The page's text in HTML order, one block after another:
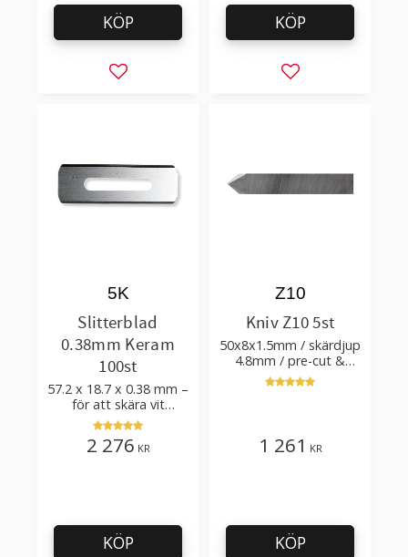
Lägg till i favoriter
KÖP
Lägg till i
KÖP
Slitterblad
0.38mm Keram
100st
57.2 x 18.7 x 0.38 mm –
för att skära vit
plastfilm med tillsatser
5K
2 276 KR
KÖP
Kniv Z10 5st
50x8x1.5mm / skärdjup
4.8mm / pre-cut &
post-cut 0.84xTm /
skärvinkel 50°
Z10
1 261 KR
KÖP